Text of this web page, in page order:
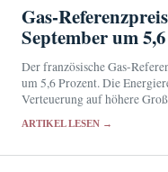
Gas-
September um
Der französische Gas-
um 5,6 Prozent. Die
Verteuerung auf höhere
ARTIKEL LESEN →